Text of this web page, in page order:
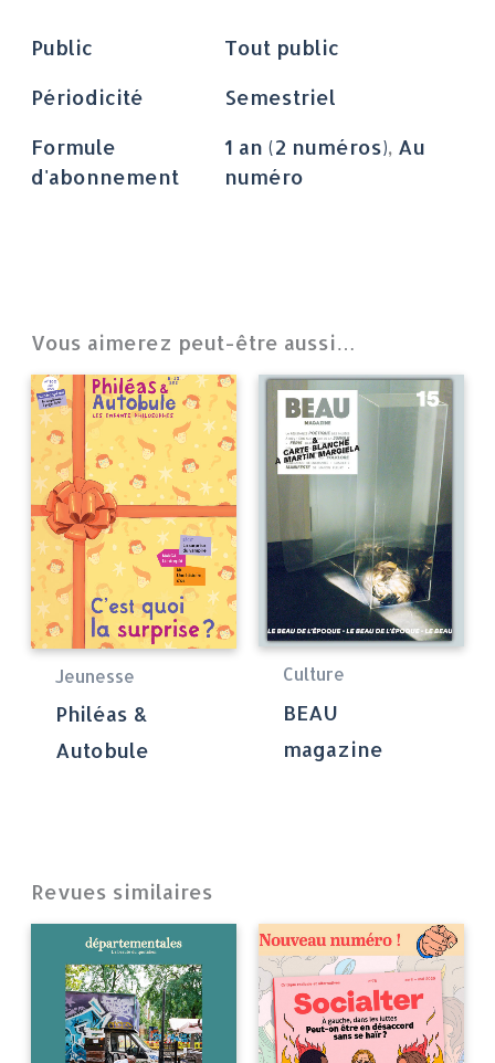
Public
Tout public
Périodicité
Semestriel
Formule
d'abonnement
1 an (2 numéros), Au
numéro
Vous aimerez peut-être aussi…
Jeunesse
Philéas &
Autobule
Culture
BEAU
magazine
Revues similaires